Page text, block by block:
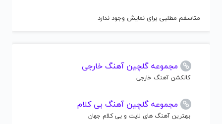
متاسفم مطلبی برای نمایش وجود ندارد
مجموعه گلچین آهنگ خارجی
کالکشن آهنگ خارجی
مجموعه گلچین آهنگ بی کلام
بهترین آهنگ های لایت و بی کلام جهان